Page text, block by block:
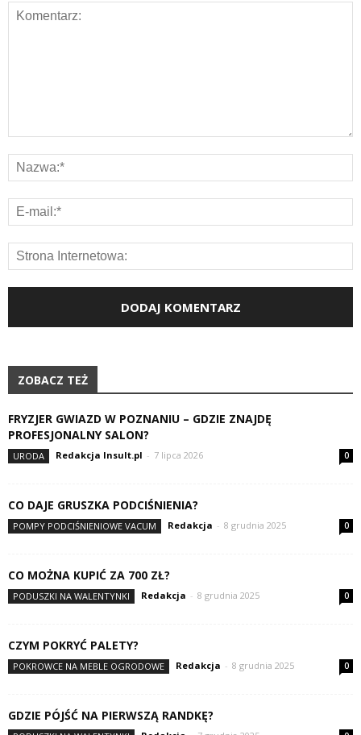
ZOBACZ TEŻ
FRYZJER GWIAZD W POZNANIU – GDZIE ZNAJDĘ
PROFESJONALNY SALON?
URODA Redakcja Insult.pl - 7 lipca 2026 0
CO DAJE GRUSZKA PODCIŚNIENIA?
POMPY PODCIŚNIENIOWE VACUM Redakcja - 8 grudnia 2025 0
CO MOŻNA KUPIĆ ZA 700 ZŁ?
PODUSZKI NA WALENTYNKI Redakcja - 8 grudnia 2025 0
CZYM POKRYĆ PALETY?
POKROWCE NA MEBLE OGRODOWE Redakcja - 8 grudnia 2025 0
GDZIE PÓJŚĆ NA PIERWSZĄ RANDKĘ?